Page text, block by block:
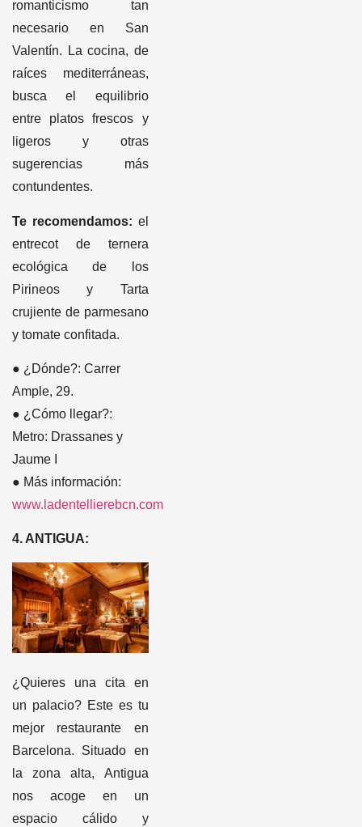
romanticismo tan
necesario en San
Valentín. La cocina, de
raíces mediterráneas,
busca el equilibrio
entre platos frescos y
ligeros y otras
sugerencias más
contundentes.
Te recomendamos: el
entrecot de ternera
ecológica de los
Pirineos y Tarta
crujiente de parmesano
y tomate confitada.
● ¿Dónde?: Carrer
Ample, 29.
● ¿Cómo llegar?:
Metro: Drassanes y
Jaume I
● Más información:
www.ladentellierebcn.com
4. ANTIGUA:
¿Quieres una cita en
un palacio? Este es tu
mejor restaurante en
Barcelona. Situado en
la zona alta, Antigua
nos acoge en un
espacio cálido y